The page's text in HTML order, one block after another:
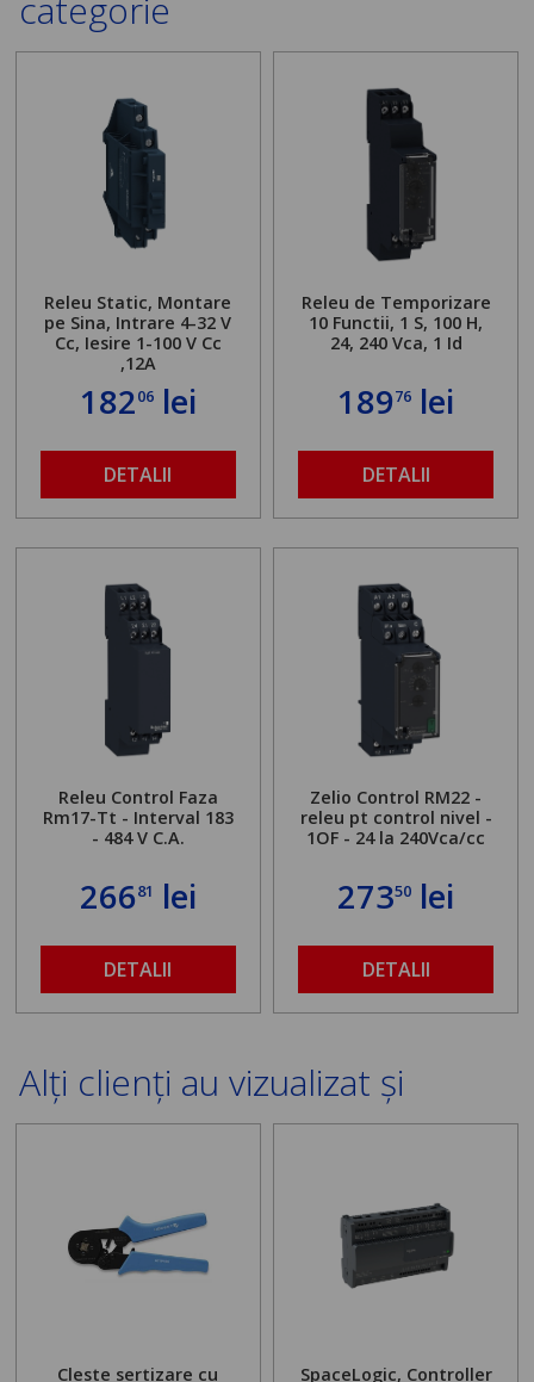
categorie
Releu Static, Montare
pe Sina, Intrare 4-32 V
Cc, Iesire 1-100 V Cc
,12A
18206lei
DETALII
Releu de Temporizare
10 Functii, 1 S, 100 H,
24, 240 Vca, 1 Id
18976 lei
DETALII
Releu Control Faza
Rm17-Tt - Interval 183
- 484 V C.A.
26681 lei
DETALII
Zelio Control RM22 -
releu pt control nivel -
1OF - 24 la 240Vca/cc
27350 lei
DETALII
Alți clienți au vizualizat și
Cleste sertizare cu
SpaceLogic, Controller